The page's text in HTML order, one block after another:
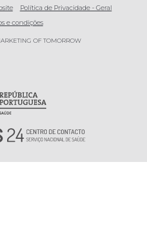
Política de Privacidade - Geral
e condições
OF TOMORROW